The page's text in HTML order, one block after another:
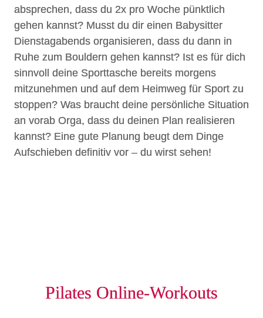
absprechen, dass du 2x pro Woche pünktlich
gehen kannst? Musst du dir einen Babysitter
Dienstagabends organisieren, dass du dann in
Ruhe zum Bouldern gehen kannst? Ist es für dich
sinnvoll deine Sporttasche bereits morgens
mitzunehmen und auf dem Heimweg für Sport zu
stoppen? Was braucht deine persönliche Situation
an vorab Orga, dass du deinen Plan realisieren
kannst? Eine gute Planung beugt dem Dinge
Aufschieben definitiv vor – du wirst sehen!
Pilates Online-Workouts